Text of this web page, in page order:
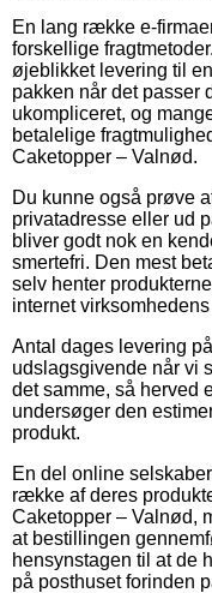
En lang række e-
forskellige
øjeblikket levering til
pakken når det passer
ukompliceret, og
betalelige
Caketopper – Valnød.
Du kunne også prøve
privatadresse eller ud
bliver godt nok en
smertefri. Den mest
selv henter
internet
Antal dages levering
udslagsgivende når vi
det samme, så herved
undersøger den
produkt.
En del online
række af deres
Caketopper – Valnød,
at bestillingen
hensynstagen til at de
på posthuset forinden